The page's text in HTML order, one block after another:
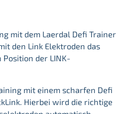
mit dem Laerdal Defi Trainer
den Link Elektroden das
der LINK-
mit einem scharfen Defi
Hierbei wird die richtige